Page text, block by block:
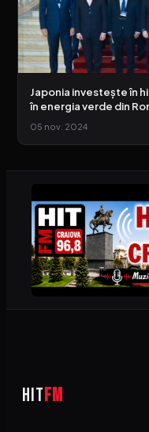
Japonia investește în
în energia verde din
05 nov. 2024
HIT FM